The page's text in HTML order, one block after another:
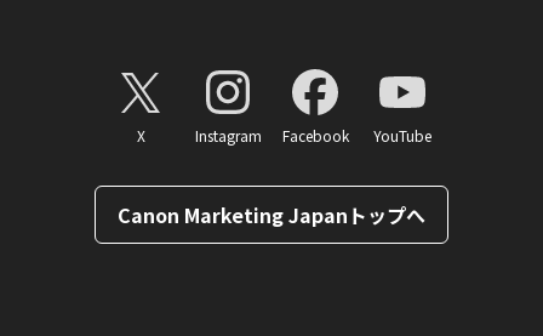
X Instagram Facebook YouTube
Canon Marketing Japanトップへ